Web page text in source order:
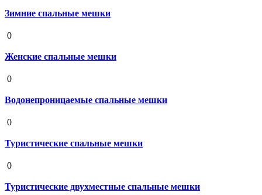
Зимние спальные мешки
0
Женские спальные мешки
0
Водонепроницаемые спальные мешки
0
Туристические спальные мешки
0
Туристические двухместные спальные мешки